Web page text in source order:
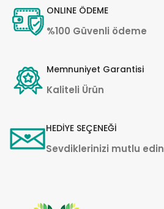
ONLINE ÖDEME
%100 Güvenli ödeme
Memnuniyet Garantisi
Kaliteli Ürün
HEDİYE SEÇENEĞİ
Sevdiklerinizi mutlu edin